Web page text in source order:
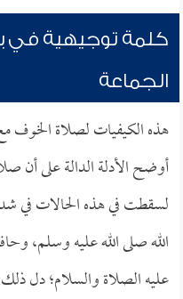
كلمة توجيهية في
الجماعة
هذه الكيفيات لصلاة الخوف
أوضح الأدلة الدالة على أن
لسقطت في هذه الحالات في
الله صلى الله عليه وسلم،
عليه الصلاة والسلام؛ دل